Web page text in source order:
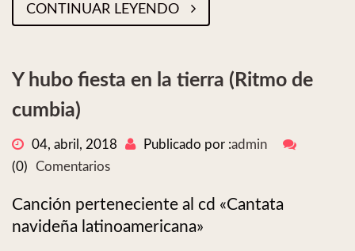
CONTINUAR LEYENDO
Y hubo fiesta en la tierra (Ritmo de
cumbia)
04, abril, 2018 Publicado por :admin
(0)
Comentarios
Canción perteneciente al cd «Cantata
navideña latinoamericana»